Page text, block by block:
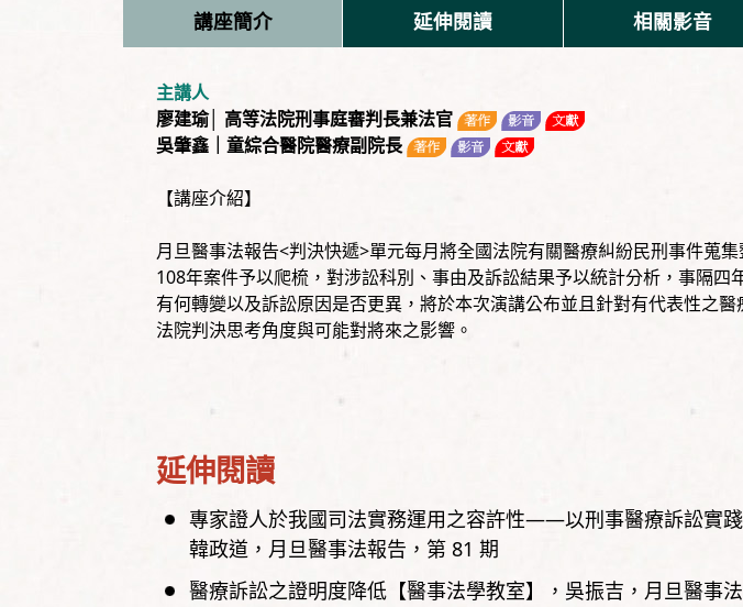
講座簡介 延伸閱讀 相關影音
主講人
廖建瑜│ 高等法院刑事庭審判長兼法官
吳肇鑫｜童綜合醫院醫療副院長
【講座介紹】
月旦醫事法報告<判決快遞>單元每月將全國法院有關醫療糾紛民刑事件蒐
108年案件予以爬梳，對涉訟科別、事由及訴訟結果予以統計分析，事隔四
有何轉變以及訴訟原因是否更異，將於本次演講公布並且針對有代表性之
法院判決思考角度與可能對將來之影響。
延伸閱讀
專家證人於我國司法實務運用之容許性——以刑事醫療訴訟實踐
韓政道
月旦醫事法報告， 第 81 期
醫療訴訟之證明度降低【醫事法學教室】
吳振吉 月旦醫事